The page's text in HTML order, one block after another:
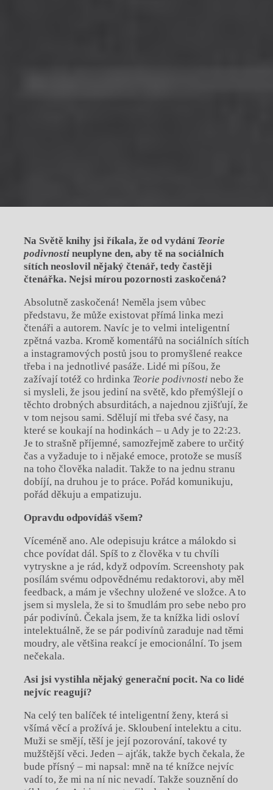
Na Světě knihy jsi říkala, že od vydání Teorie
podivnostineuplyne den, aby tě na sociálních
sítích neoslovil nějaký čtenář, tedy častěji
čtenářka. Nejsi mírou pozornosti zaskočená?
Absolutně zaskočená! Neměla jsem vůbec
představu, že může existovat přímá linka mezi
čtenáři a autorem. Navíc je to velmi inteligentní
zpětná vazba. Kromě komentářů na sociálních sítích
a instagramových postů jsou to promyšlené reakce
třeba i na jednotlivé pasáže. Lidé mi píšou, že
zažívají totéž co hrdinka Teorie podivnosti nebo že
si mysleli, že jsou jediní na světě, kdo přemýšlejí o
těchto drobných absurditách, a najednou zjišťují, že
v tom nejsou sami. Sdělují mi třeba své časy, na
které se koukají na hodinkách – u Ady je to 22:23.
Je to strašně příjemné, samozřejmě zabere to určitý
čas a vyžaduje to i nějaké emoce, protože se musíš
na toho člověka naladit. Takže to na jednu stranu
dobíjí, na druhou je to práce. Pořád komunikuju,
pořád děkuju a empatizuju.
Opravdu odpovídáš všem?
Víceméně ano. Ale odepisuju krátce a málokdo si
chce povídat dál. Spíš to z člověka v tu chvíli
vytryskne a je rád, když odpovím. Screenshoty pak
posílám svému odpovědnému redaktorovi, aby měl
feedback, a mám je všechny uložené ve složce. A to
jsem si myslela, že si to šmudlám pro sebe nebo pro
pár podivínů. Čekala jsem, že ta knížka lidi osloví
intelektuálně, že se pár podivínů zaraduje nad těmi
moudry, ale většina reakcí je emocionální. To jsem
nečekala.
Asi jsi vystihla nějaký generační pocit. Na co lidé
nejvíc reagují?
Na celý ten balíček té inteligentní ženy, která si
všímá věcí a prožívá je. Skloubení intelektu a citu.
Muži se smějí, těší je její pozorování, takové ty
mužštější věci. Jeden – ajťák, takže bych čekala, že
bude přísný – mi napsal: mně na té knížce nejvíc
vadí to, že mi na ní nic nevadí. Takže souznění do